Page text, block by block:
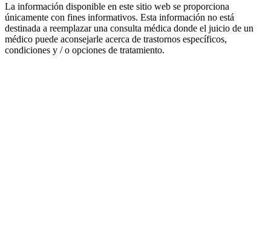
La información disponible en este sitio web se proporciona
únicamente con fines informativos. Esta información no está
destinada a reemplazar una consulta médica donde el juicio de un
médico puede aconsejarle acerca de trastornos específicos,
condiciones y / o opciones de tratamiento.